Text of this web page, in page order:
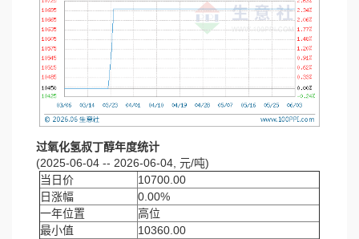
过氧化氢叔丁醇年度统计
(2025-06-04 -- 2026-06-04, 元/吨)
当日价
10700.00
日涨幅
0.00%
一年位置
高位
最小值
10360.00